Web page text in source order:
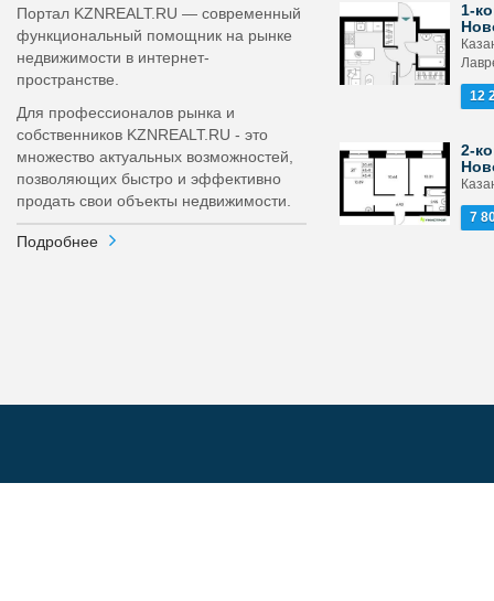
Портал KZNREALT.RU — современный
функциональный помощник на рынке
недвижимости в интернет-
пространстве.
Для профессионалов рынка и
собственников KZNREALT.RU - это
множество актуальных возможностей,
позволяющих быстро и эффективно
продать свои объекты недвижимости.
Подробнее
1-
12
2-
7